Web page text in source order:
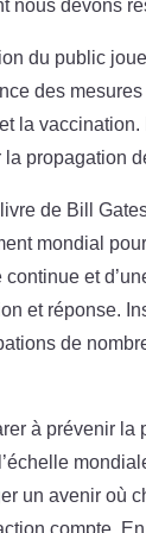
nous devons
du public
des
la
propagation
de Bill
mondial
continue et
et réponse.
de
à prévenir la
un avenir où
compte.